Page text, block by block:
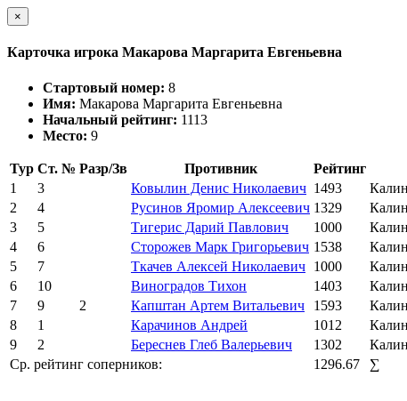
×
Карточка игрока Макарова Маргарита Евгеньевна
Стартовый номер: 8
Имя: Макарова Маргарита Евгеньевна
Начальный рейтинг: 1113
Место: 9
Тур Ст. № Разр/Зв Противник Рейтинг
1
3 Ковылин Денис Николаевич 1493
2
4 Русинов Яромир Алексеевич 1329
3
5 Тигерис Дарий Павлович 1000
4
6 Сторожев Марк Григорьевич 1538
5
7 Ткачев Алексей Николаевич 1000
6
10 Виноградов Тихон 1403
7
9 2 Капштан Артем Витальевич 1593
8
1 Карачинов Андрей 1012
9
2 Береснев Глеб Валерьевич 1302
Ср. рейтинг соперников:
1296.67 ∑